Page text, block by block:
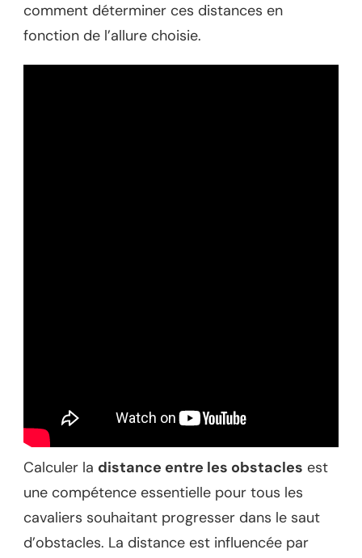
comment déterminer ces distances en
fonction de l’allure choisie.
Calculer la distance entre les obstacles est
une compétence essentielle pour tous les
cavaliers souhaitant progresser dans le saut
d’obstacles. La distance est influencée par